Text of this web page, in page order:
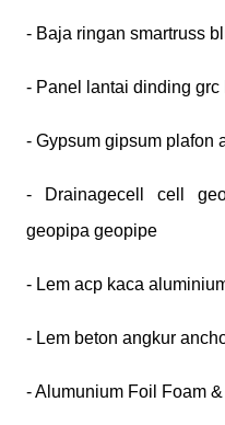
- Baja ringan smartruss
- Panel lantai dinding
- Gypsum gipsum plafon
- Drainagecell cell
geopipa geopipe
- Lem acp kaca
- Lem beton angkur
- Alumunium Foil Foam